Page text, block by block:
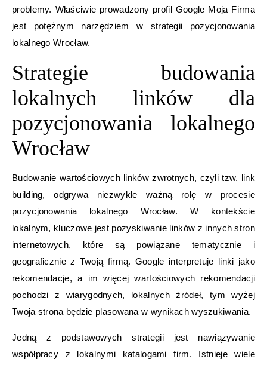
problemy. Właściwie prowadzony profil Google Moja Firma
jest potężnym narzędziem w strategii pozycjonowania
lokalnego Wrocław.
Strategie budowania
lokalnych linków dla
pozycjonowania lokalnego
Wrocław
Budowanie wartościowych linków zwrotnych, czyli tzw. link
building, odgrywa niezwykle ważną rolę w procesie
pozycjonowania lokalnego Wrocław. W kontekście
lokalnym, kluczowe jest pozyskiwanie linków z innych stron
internetowych, które są powiązane tematycznie i
geograficznie z Twoją firmą. Google interpretuje linki jako
rekomendacje, a im więcej wartościowych rekomendacji
pochodzi z wiarygodnych, lokalnych źródeł, tym wyżej
Twoja strona będzie plasowana w wynikach wyszukiwania.
Jedną z podstawowych strategii jest nawiązywanie
współpracy z lokalnymi katalogami firm. Istnieje wiele